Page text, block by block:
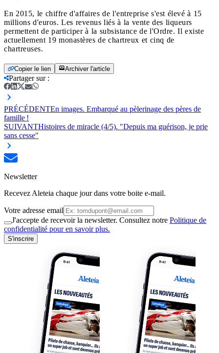
En 2015, le chiffre d'affaires de l'entreprise s'est élevé à 15
millions d'euros. Les revenus liés à la vente des liqueurs
permettent de participer à la subsistance de l'Ordre. Il existe
actuellement 19 monastères de chartreux et cinq de
chartreuses.
Copier le lien Archiver l'article
Partager sur:
PRÉCÉDENTEn images. Embarqué au pèlerinage des pères de
famille !
SUIVANTHistoires de miracle (4/5). "Depuis ma guérison, je prie
sans cesse"
Newsletter
Recevez Aleteia chaque jour dans votre boite e-mail.
Votre adresse email
J'accepte de recevoir la newsletter. Consultez notre Politique de
confidentialité pour en savoir plus.
S'inscrire